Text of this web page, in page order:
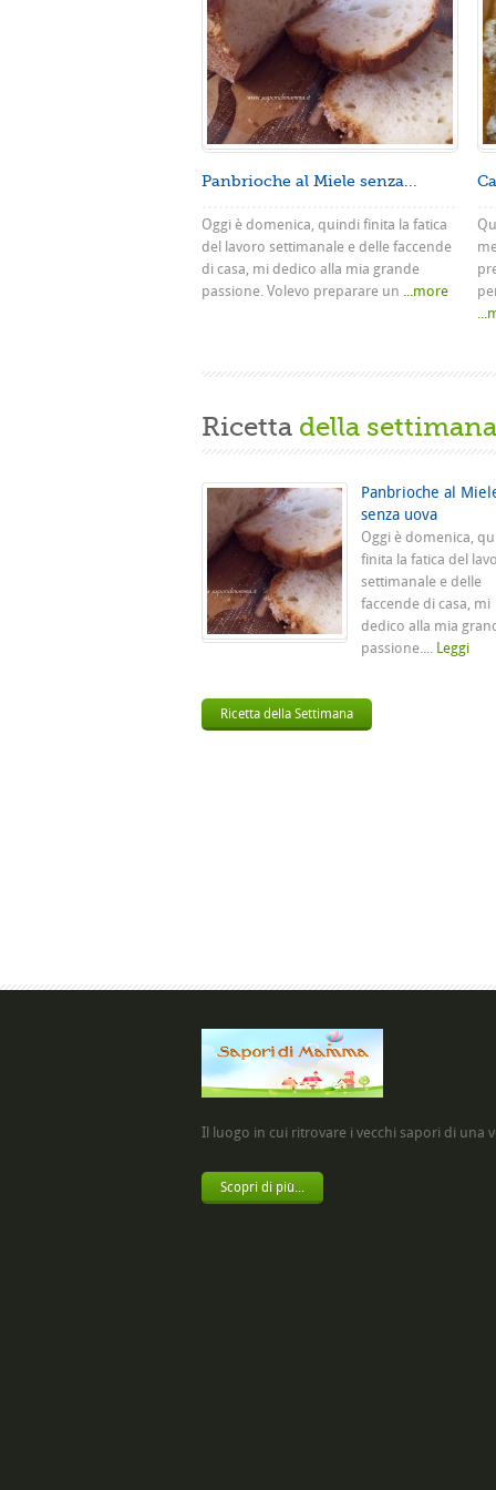
Panbrioche al Miele senza...
Oggi è domenica, quindi finita la fatica
del lavoro settimanale e delle faccende
di casa, mi dedico alla mia grande
passione. Volevo preparare un ...more
Ricetta della settimana
Panbrioche al
senza uova
Oggi è domenica,
finita la fatica del
settimanale e delle
faccende di casa, mi
dedico alla mia
passione.... Leggi
Ricetta della Settimana
Il luogo in cui ritrovare i vecchi sapori di una
Scopri di più...